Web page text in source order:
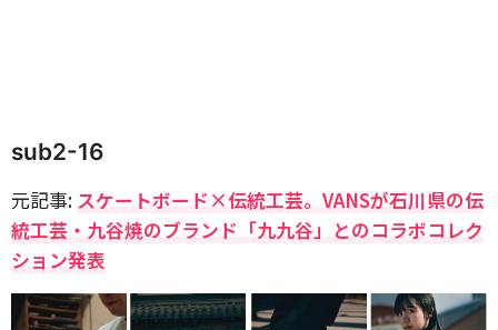
sub2-16
元記事: スケートボード×伝統工芸。VANSが石川県の伝
統工芸・九谷焼のブランド「九九谷」とのコラボコレク
ション発表